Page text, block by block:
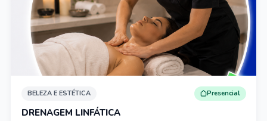
BELEZA E ESTÉTICA Presencial
DRENAGEM LINFÁTICA